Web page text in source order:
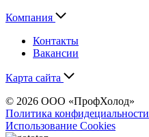
Компания
Контакты
Вакансии
Карта сайта
© 2026 ООО «ПрофХолод»
Политика конфидециальности
Использование Cookies